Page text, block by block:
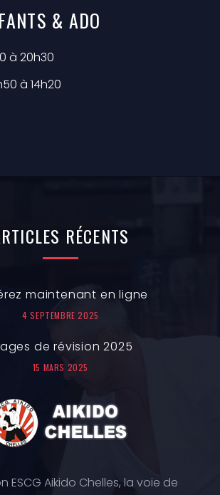
& ADO
à 20h30
à 14h20
RÉCENTS
maintenant en ligne
4 SEPTEMBRE 2025
de révision 2025
15 MARS 2025
ESCG Aikido Chelles, la voie de